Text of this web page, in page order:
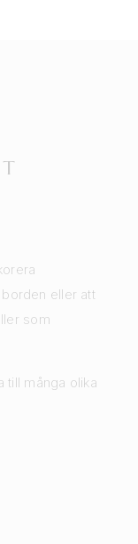
eller att
som
till många olika